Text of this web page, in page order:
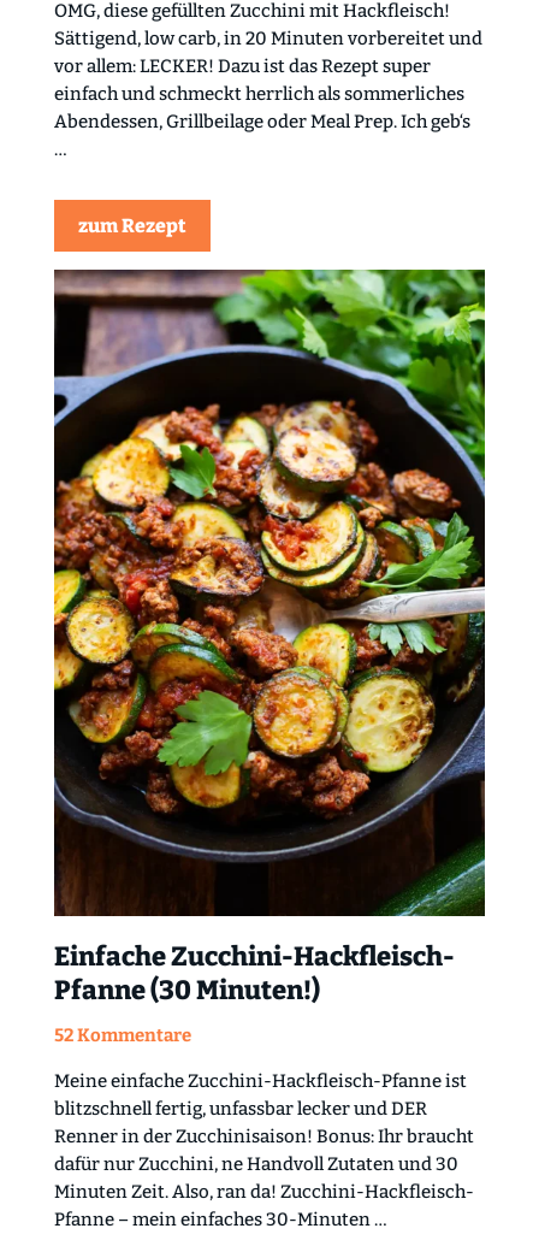
OMG, diese gefüllten Zucchini mit Hackfleisch!
Sättigend, low carb, in 20 Minuten vorbereitet und
vor allem: LECKER! Dazu ist das Rezept super
einfach und schmeckt herrlich als sommerliches
Abendessen, Grillbeilage oder Meal Prep. Ich geb‘s
…
zum Rezept
Einfache Zucchini-Hackfleisch-
Pfanne (30 Minuten!)
52 Kommentare
Meine einfache Zucchini-Hackfleisch-Pfanne ist
blitzschnell fertig, unfassbar lecker und DER
Renner in der Zucchinisaison! Bonus: Ihr braucht
dafür nur Zucchini, ne Handvoll Zutaten und 30
Minuten Zeit. Also, ran da! Zucchini-Hackfleisch-
Pfanne – mein einfaches 30-Minuten …